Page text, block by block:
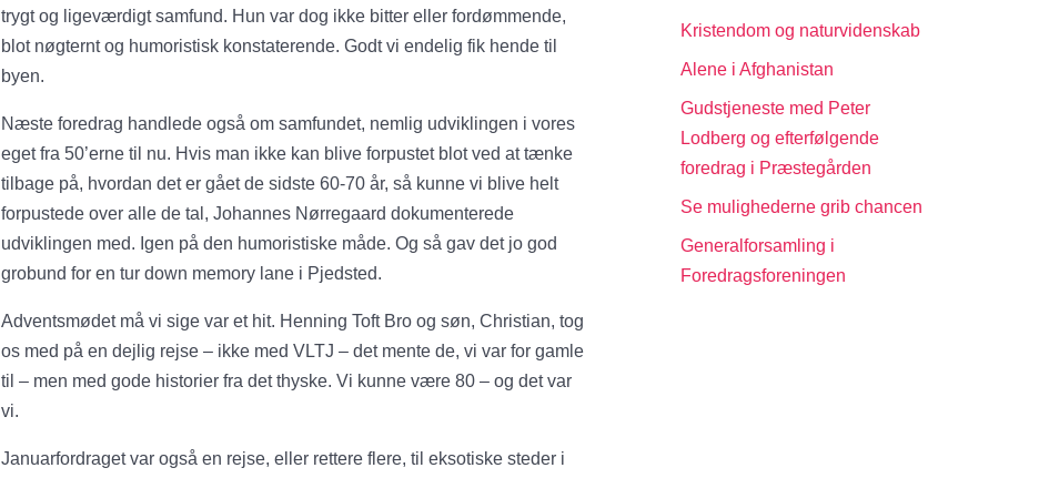
trygt og ligeværdigt samfund. Hun var dog ikke bitter eller fordømmende,
blot nøgternt og humoristisk konstaterende. Godt vi endelig fik hende til
byen.
Næste foredrag handlede også om samfundet, nemlig udviklingen i vores
eget fra 50’erne til nu. Hvis man ikke kan blive forpustet blot ved at tænke
tilbage på, hvordan det er gået de sidste 60-70 år, så kunne vi blive helt
forpustede over alle de tal, Johannes Nørregaard dokumenterede
udviklingen med. Igen på den humoristiske måde. Og så gav det jo god
grobund for en tur down memory lane i Pjedsted.
Adventsmødet må vi sige var et hit. Henning Toft Bro og søn, Christian, tog
os med på en dejlig rejse – ikke med VLTJ – det mente de, vi var for gamle
til – men med gode historier fra det thyske. Vi kunne være 80 – og det var
vi.
Januarfordraget var også en rejse, eller rettere flere, til eksotiske steder i
Kristendom og naturvidenskab
Alene i Afghanistan
Gudstjeneste med Peter
Lodberg og efterfølgende
foredrag i Præstegården
Se mulighederne grib chancen
Generalforsamling i
Foredragsforeningen